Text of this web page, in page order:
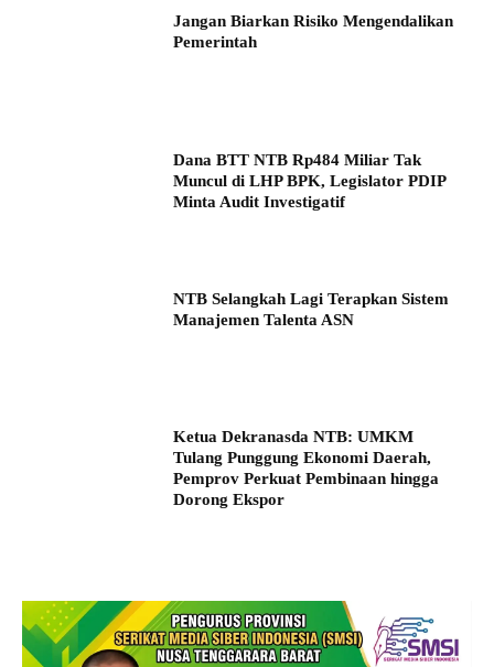
Jangan Biarkan Risiko Mengendalikan
Pemerintah
Dana BTT NTB Rp484 Miliar Tak
Muncul di LHP BPK, Legislator PDIP
Minta Audit Investigatif
NTB Selangkah Lagi Terapkan Sistem
Manajemen Talenta ASN
Ketua Dekranasda NTB: UMKM
Tulang Punggung Ekonomi Daerah,
Pemprov Perkuat Pembinaan hingga
Dorong Ekspor